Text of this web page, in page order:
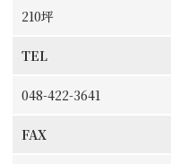
210坪
TEL
048-422-3641
FAX